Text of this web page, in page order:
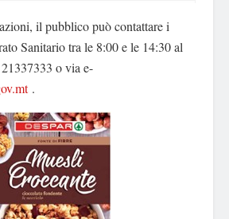
il pubblico può contattare i
Sanitario tra le 8:00 e le 14:30 al
o via e-
.